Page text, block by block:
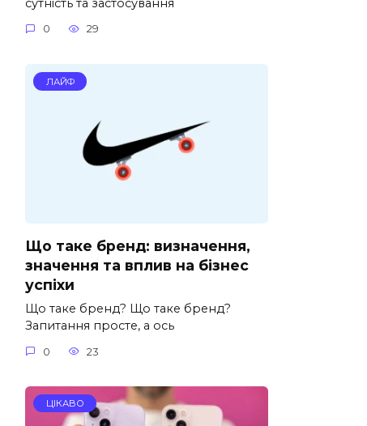
сутність та застосування
0 29
ЛАЙФ
Що таке бренд: визначення,
значення та вплив на бізнес
успіхи
Що таке бренд? Що таке бренд?
Запитання просте, а ось
0 23
ЦІКАВО